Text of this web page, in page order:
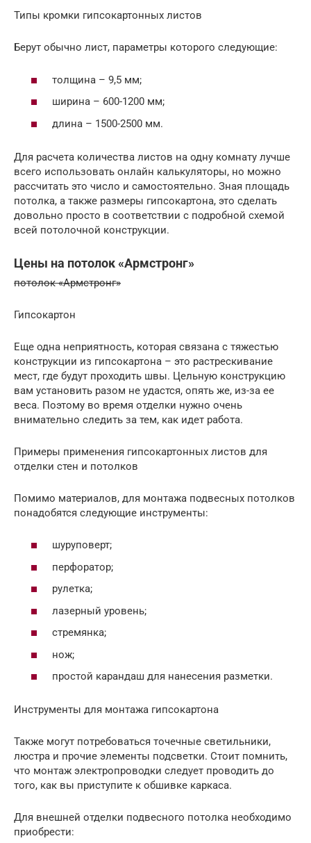
Типы кромки гипсокартонных листов
Берут обычно лист, параметры которого следующие:
толщина – 9,5 мм;
ширина – 600-1200 мм;
длина – 1500-2500 мм.
Для расчета количества листов на одну комнату лучше
всего использовать онлайн калькуляторы, но можно
рассчитать это число и самостоятельно. Зная площадь
потолка, а также размеры гипсокартона, это сделать
довольно просто в соответствии с подробной схемой
всей потолочной конструкции.
Цены на потолок «Армстронг»
потолок «Армстронг»
Гипсокартон
Еще одна неприятность, которая связана с тяжестью
конструкции из гипсокартона – это растрескивание
мест, где будут проходить швы. Цельную конструкцию
вам установить разом не удастся, опять же, из-за ее
веса. Поэтому во время отделки нужно очень
внимательно следить за тем, как идет работа.
Примеры применения гипсокартонных листов для
отделки стен и потолков
Помимо материалов, для монтажа подвесных потолков
понадобятся следующие инструменты:
шуруповерт;
перфоратор;
рулетка;
лазерный уровень;
стремянка;
нож;
простой карандаш для нанесения разметки.
Инструменты для монтажа гипсокартона
Также могут потребоваться точечные светильники,
люстра и прочие элементы подсветки. Стоит помнить,
что монтаж электропроводки следует проводить до
того, как вы приступите к обшивке каркаса.
Для внешней отделки подвесного потолка необходимо
приобрести: